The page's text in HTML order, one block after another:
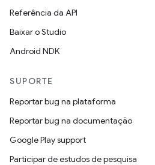
Referência da API
Baixar o Studio
Android NDK
SUPORTE
Reportar bug na plataforma
Reportar bug na documentação
Google Play support
Participar de estudos de pesquisa